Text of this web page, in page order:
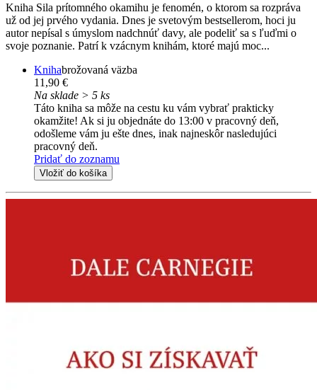
Kniha Sila prítomného okamihu je fenomén, o ktorom sa rozpráva
už od jej prvého vydania. Dnes je svetovým bestsellerom, hoci ju
autor nepísal s úmyslom nadchnúť davy, ale podeliť sa s ľuďmi o
svoje poznanie. Patrí k vzácnym knihám, ktoré majú moc...
Knihabrožovaná väzba
11,90 €
Na sklade > 5 ks
Táto kniha sa môže na cestu ku vám vybrať prakticky
okamžite! Ak si ju objednáte do 13:00 v pracovný deň,
odošleme vám ju ešte dnes, inak najneskôr nasledujúci
pracovný deň.
Pridať do zoznamu
Vložiť do košíka